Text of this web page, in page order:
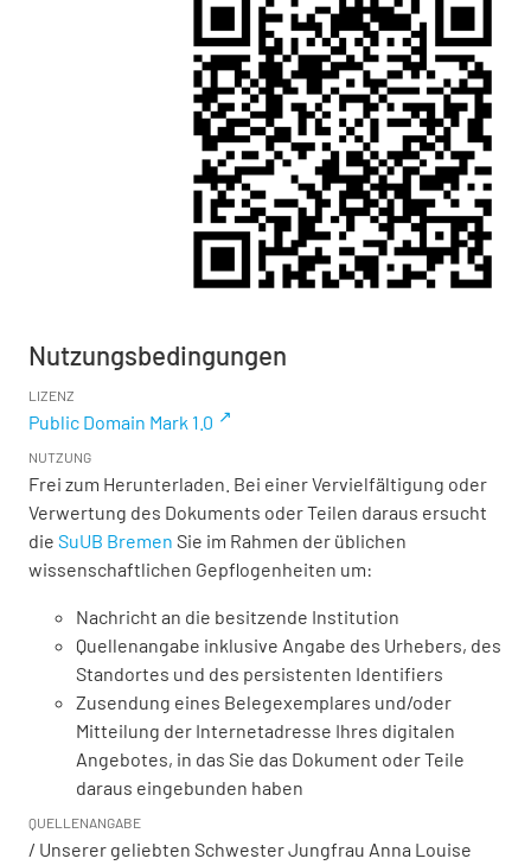
Nutzungsbedingungen
LIZENZ
Public Domain Mark 1.0
NUTZUNG
Frei zum Herunterladen. Bei einer Vervielfältigung oder
Verwertung des Dokuments oder Teilen daraus ersucht
die SuUB Bremen Sie im Rahmen der üblichen
wissenschaftlichen Gepflogenheiten um:
Nachricht an die besitzende Institution
Quellenangabe inklusive Angabe des Urhebers, des
Standortes und des persistenten Identifiers
Zusendung eines Belegexemplares und/oder
Mitteilung der Internetadresse Ihres digitalen
Angebotes, in das Sie das Dokument oder Teile
daraus eingebunden haben
QUELLENANGABE
/ Unserer geliebten Schwester Jungfrau Anna Louise